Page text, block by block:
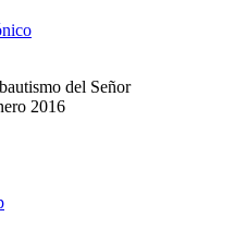
del Señor
2016